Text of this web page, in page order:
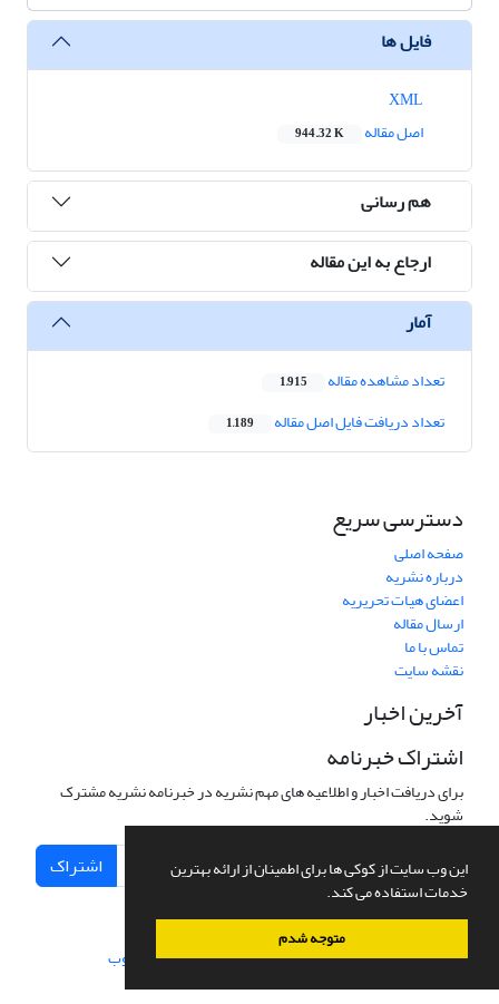
این وب سایت از کوکی ها برای اطمینان از ارائه بهترین
خدمات استفاده می کند.
متوجه شدم
فایل ها
اصل مقاله
944.32 K
هم رسانی
ارجاع به این مقاله
آمار
تعداد مشاهده مقاله 1,915
تعداد دریافت فایل اصل مقاله 1,189
دسترسی سریع
صفحه اصلی
درباره نشریه
اعضای هیات تحریریه
ارسال مقاله
تماس با ما
نقشه سایت
آخرین اخبار
اشتراک خبرنامه
برای دریافت اخبار و اطلاعیه های مهم نشریه در خبرنامه نشریه مشترک
شوید.
اشتراک
سامانه مدیریت نشریات علمی.طراحی و پیاده سازی از سیناوب